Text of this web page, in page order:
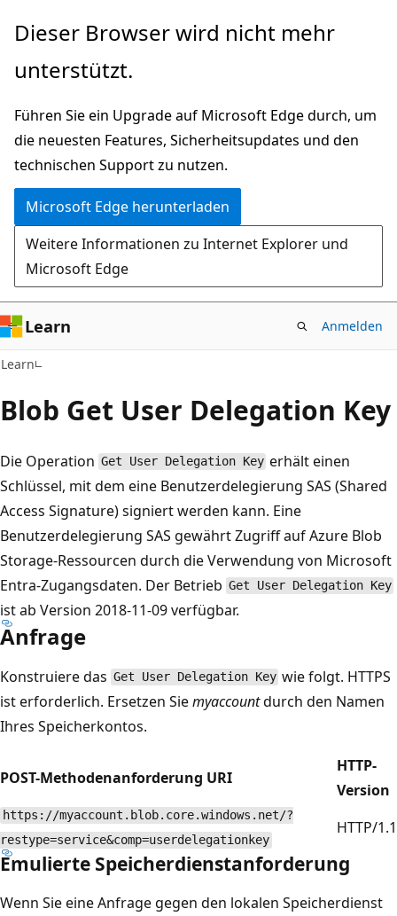
Zu
wechseln
Dieser Browser wird nicht mehr
unterstützt.
Führen Sie ein Upgrade auf Microsoft Edge durch, um
die neuesten Features, Sicherheitsupdates und den
technischen Support zu nutzen.
Microsoft Edge herunterladen
Weitere Informationen zu Internet Explorer und
Microsoft Edge
Learn Anmelden
Learn
Blob Get User Delegation Key
Die Operation Get User Delegation Key erhält einen
Schlüssel, mit dem eine Benutzerdelegierung SAS (Shared
Access Signature) signiert werden kann. Eine
Benutzerdelegierung SAS gewährt Zugriff auf Azure Blob
Storage-Ressourcen durch die Verwendung von Microsoft
Entra-Zugangsdaten. Der Betrieb Get User Delegation Key
ist ab Version 2018-11-09 verfügbar.
Anfrage
Konstruiere das Get User Delegation Key wie folgt. HTTPS
ist erforderlich. Ersetzen Siemyaccountdurch den Namen
Ihres Speicherkontos.
POST-Methodenanforderung URI
HTTP-
Version
https://myaccount.blob.core.windows.net/?
restype=service&comp=userdelegationkey
HTTP/1.1
Emulierte Speicherdienstanforderung
Wenn Sie eine Anfrage gegen den lokalen Speicherdienst